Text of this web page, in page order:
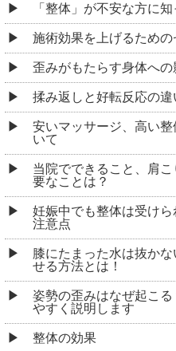
「整体」が不安な方に
施術効果を上げるための
歪みがもたらす身体への
揉み返しと好転反応の違
安いマッサージ、高い
いて
当院でできること、肩
要なことは？
妊娠中でも整体は受け
注意点
膝にたまった水は抜か
せる方法とは！
姿勢の歪みはなぜ起こ
やすく説明します
整体の効果